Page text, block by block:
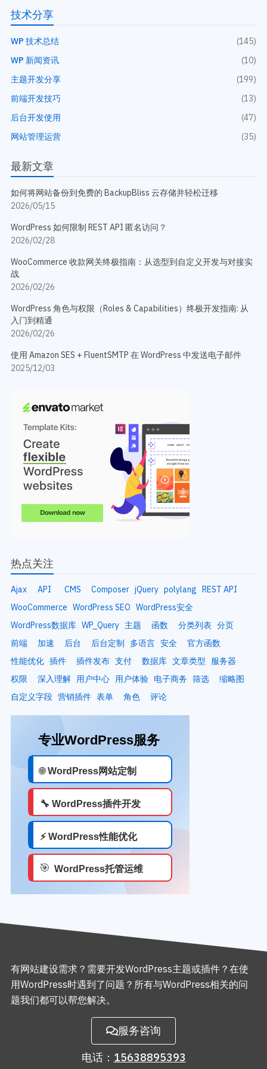
技术分享
WP 技术总结
(145)
WP 新闻资讯
(10)
主题开发分享
(199)
前端开发技巧
(13)
后台开发使用
(47)
网站管理运营
(35)
最新文章
如何将网站备份到免费的 BackupBliss 云存储并轻松迁移
2026/05/15
WordPress 如何限制 REST API 匿名访问？
2026/02/28
WooCommerce 收款网关终极指南：从选型到自定义开发与对接实
战
2026/02/26
WordPress 角色与权限（Roles & Capabilities）终极开发指南: 从
入门到精通
2026/02/26
使用 Amazon SES + FluentSMTP 在 WordPress 中发送电子邮件
2025/12/03
热点关注
Ajax API CMS Composer jQuery polylang
REST API
WooCommerce WordPress SEO WordPress安全
WordPress数据库 WP_Query 主题 函数 分类列表 分页
前端
加速 后台 后台定制 多语言 安全
官方函数
性能优化 插件 插件发布 支付 数据库 文章类型
服务器
权限
深入理解 用户中心 用户体验 电子商务 筛选
缩略图
自定义字段 营销插件 表单 角色 评论
有网站建设需求？需要开发WordPress主题或插件？在使
用WordPress时遇到了问题？所有与WordPress相关的问
题我们都可以帮您解决。
服务咨询
电话： 15638895393